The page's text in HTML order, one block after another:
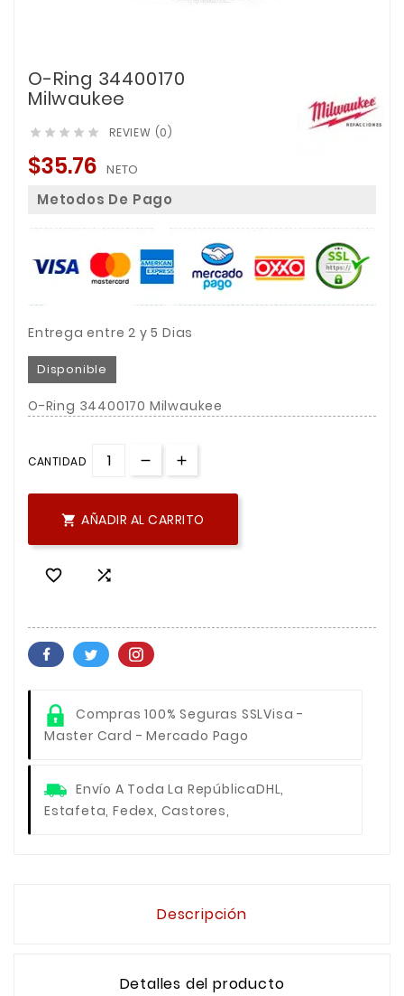
O-Ring 34400170
Milwaukee
     REVIEW (0)
$35.76 NETO
Metodos De Pago
Entrega entre 2 y 5 Dias
Disponible
O-Ring 34400170 Milwaukee
CANTIDAD
 AÑADIR AL CARRITO
 
Compras 100% Seguras SSLVisa -
Master Card - Mercado Pago
Envío A Toda La RepúblicaDHL,
Estafeta, Fedex, Castores,
Descripción
Detalles del producto